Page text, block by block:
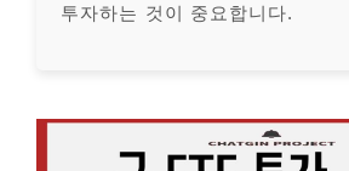
투자하는 것이 중요합니다.